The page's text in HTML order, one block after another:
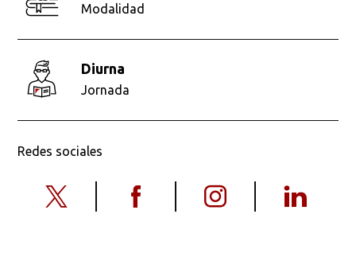
Modalidad
diurna
Jornada
Redes sociales